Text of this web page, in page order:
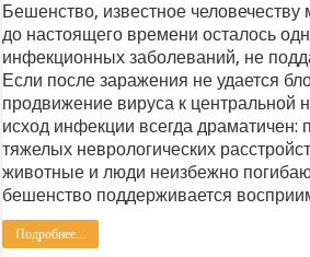
Бешенство, известное человечеству
до настоящего времени осталось
инфекционных заболеваний, не
Если после заражения не удается
продвижение вируса к центральной
исход инфекции всегда драматичен:
тяжелых неврологических
животные и люди неизбежно
бешенство поддерживается
Подробнее...